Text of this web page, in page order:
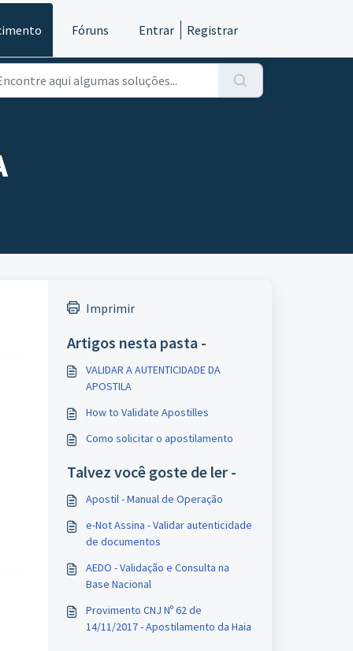
Fóruns Entrar Registrar
Imprimir
Artigos nesta pasta -
VALIDAR A AUTENTICIDADE DA
APOSTILA
How to Validate Apostilles
Como solicitar o apostilamento
Talvez você goste de ler -
Apostil - Manual de Operação
e-Not Assina - Validar autenticidade
de documentos
AEDO - Validação e Consulta na
Base Nacional
Provimento CNJ Nº 62 de
14/11/2017 - Apostilamento da Haia